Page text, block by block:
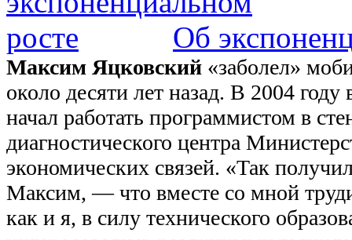
Об
Максим Яцковский «заболел»
около десяти лет назад. В 2004
начал работать программистом в
диагностического центра
экономических связей. «Так
Максим, — что вместе со мной
как и я, в силу технического